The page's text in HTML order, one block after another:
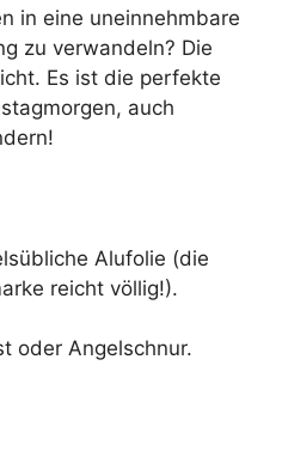
in eine uneinnehmbare
zu verwandeln? Die
Es ist die perfekte
auch
Alufolie (die
reicht völlig!).
oder Angelschnur.